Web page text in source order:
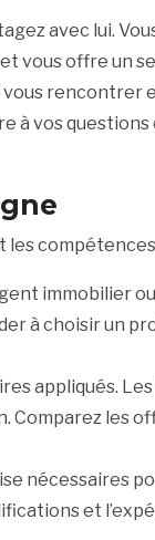
avec lui.
vous offre un
rencontrer
à vos
les
immobilier
à choisir un
appliqués.
Comparez les
nécessaires
et